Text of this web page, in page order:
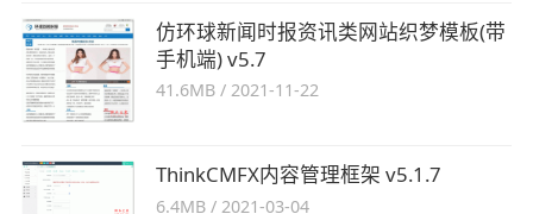
仿环球新闻时报资讯类网站织梦模板(带
手机端) v5.7
41.6MB /2021-11-22
ThinkCMFX内容管理框架 v5.1.7
6.4MB /2021-03-04